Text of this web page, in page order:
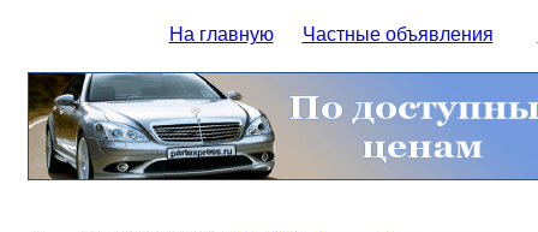
На главную Частные объявления